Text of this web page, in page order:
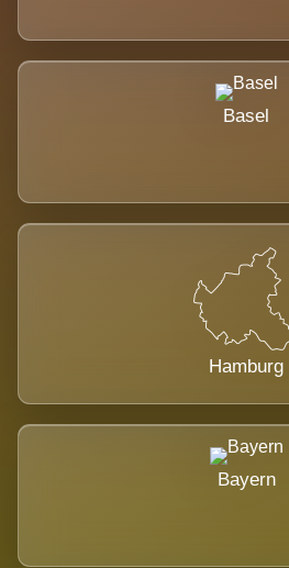
Basel
Hamburg
Bayern